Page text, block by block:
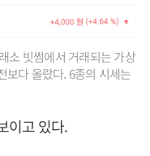
소 빗썸에서 거래되는 가상
보다 올랐다. 6종의 시세는
이고 있다.